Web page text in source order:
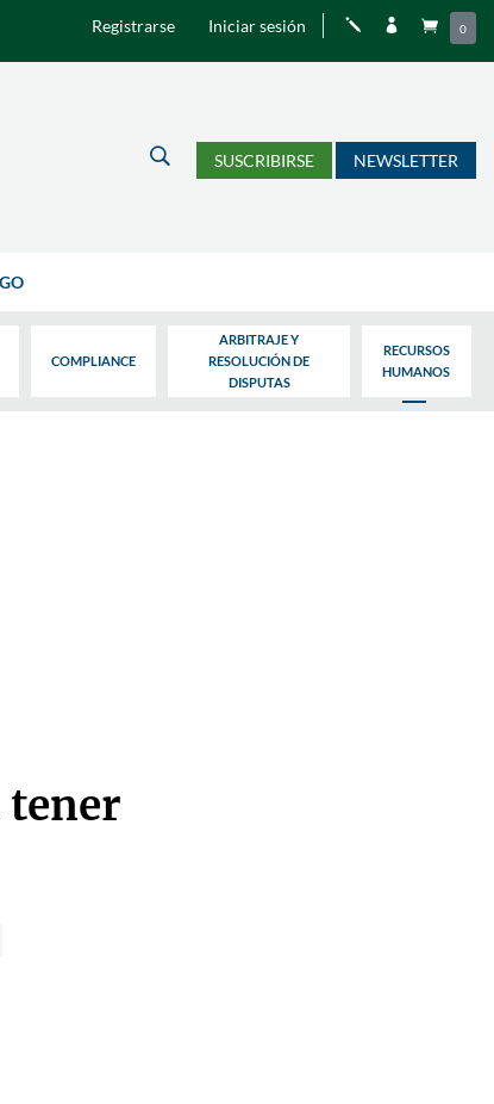
Registrarse Iniciar sesión j   0
U SUSCRIBIRSE NEWSLETTER
COMPLIANCE
ARBITRAJE Y
RESOLUCIÓN DE
DISPUTAS
RECURSOS
HUMANOS
tener